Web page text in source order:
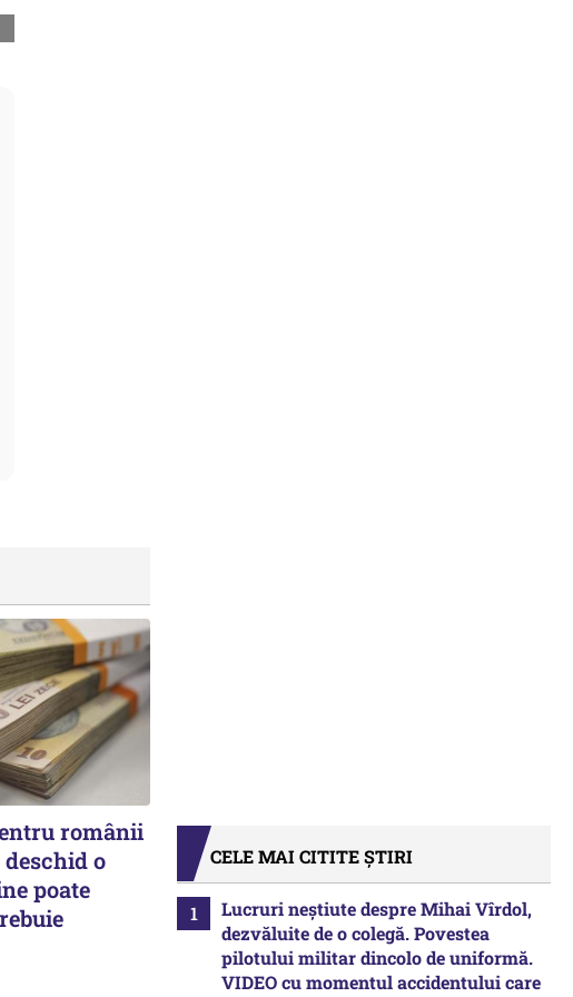
românii
o
poate
CELE MAI CITITE ȘTIRI
Lucruri neștiute despre Mihai Vîrdol,
dezvăluite de o colegă. Povestea
pilotului militar dincolo de uniformă.
VIDEO cu momentul accidentului care